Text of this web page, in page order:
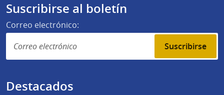
Suscribirse al boletín
Correo electrónico:
Suscribirse
Destacados